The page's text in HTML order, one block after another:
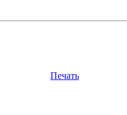
Печать